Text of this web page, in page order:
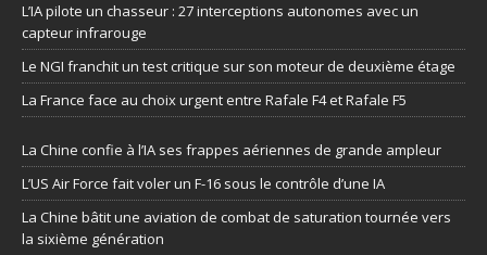
L’IA pilote un chasseur : 27 interceptions autonomes avec un
capteur infrarouge
Le NGI franchit un test critique sur son moteur de deuxième étage
La France face au choix urgent entre Rafale F4 et Rafale F5
La Chine confie à l’IA ses frappes aériennes de grande ampleur
L’US Air Force fait voler un F-16 sous le contrôle d’une IA
La Chine bâtit une aviation de combat de saturation tournée vers
la sixième génération